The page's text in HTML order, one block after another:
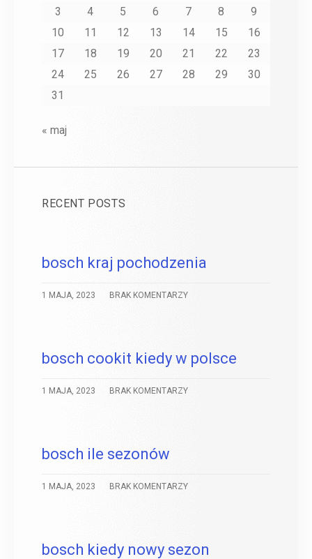
3 4 5 6 7 8
9
10
11 12 13 14 15
16
17
18 19 20 21 22
23
24
25 26 27 28 29
30
31
« maj
RECENT POSTS
bosch kraj pochodzenia
1 MAJA, 2023 BRAK KOMENTARZY
bosch cookit kiedy w polsce
1 MAJA, 2023 BRAK KOMENTARZY
bosch ile sezonów
1 MAJA, 2023 BRAK KOMENTARZY
bosch kiedy nowy sezon